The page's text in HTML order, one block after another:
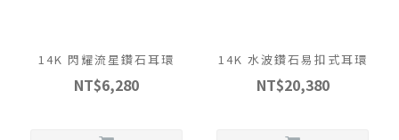
14K 閃耀流星鑽石耳環
NT$6,280
14K 水波鑽石易扣式耳環
NT$20,380